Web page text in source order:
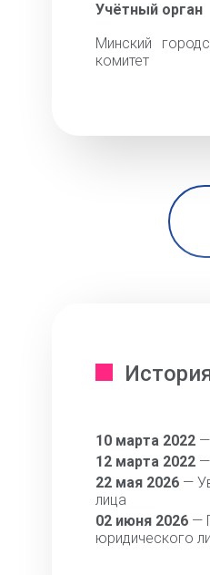
Учётный орган
Минский
комитет
10 марта 2022—
12 марта 2022—
22 мая 2026—
лица
02 июня 2026—
юридического